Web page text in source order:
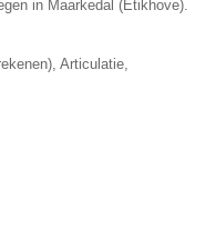
in Maarkedal (Etikhove).
Articulatie,